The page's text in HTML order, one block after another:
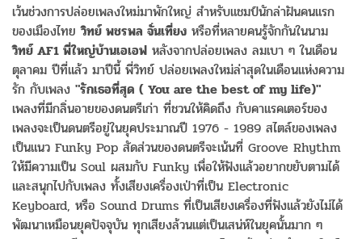
เว้นช่วงการปล่อยเพลงใหม่มาพักใหญ่ สำหรับแชมป์นักล่าฝันคนแรก
ของเมืองไทยวิทย์ พชรพล จั่นเที่ยง หรือที่หลายคนรู้จักกันในนาม
วิทย์ AF1 พี่ใหญ่บ้านเอเอฟ หลังจากปล่อยเพลง ลมเบา ๆ ในเดือน
ตุลาคม ปีที่แล้ว มาปีนี้ พี่วิทย์ ปล่อยเพลงใหม่ล่าสุดในเดือนแห่งความ
รัก กับเพลง "รักเธอที่สุด ( You are the best of my life)"
เพลงที่มีกลิ่นอายของดนตรีเก่า ที่ชวนให้คิดถึง กับคาแรคเตอร์ของ
เพลงจะเป็นดนตรีอยู่ในยุคประมาณปี 1976 - 1989 สไตล์ของเพลง
เป็นแนว Funky Pop สัดส่วนของดนตรีจะเน้นที่ Groove Rhythm
ให้มีความเป็น Soul ผสมกับ Funky เพื่อให้ฟังแล้วอยากขยับตามได้
และสนุกไปกับเพลง ทั้งเสียงเครื่องเป่าที่เป็น Electronic
Keyboard, หรือ Sound Drums ที่เป็นเสียงเครื่องที่ฟังแล้วยังไม่ได้
พัฒนาเหมือนยุคปัจจุบัน ทุกเสียงล้วนแต่เป็นเสน่ห์ในยุคนั้นมาก ๆ